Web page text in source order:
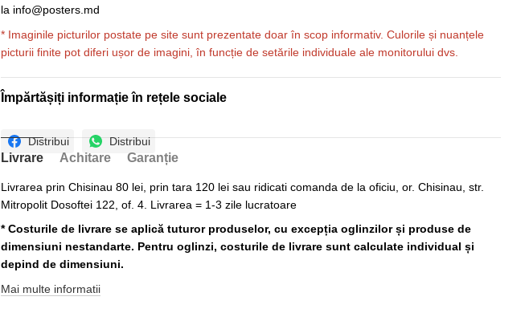
la info@posters.md
* Imaginile picturilor postate pe site sunt prezentate doar în scop informativ. Culorile și nuanțele
picturii finite pot diferi ușor de imagini, în funcție de setările individuale ale monitorului dvs.
Împărtășiți informație în rețele sociale
Distribui Distribui
Livrare Achitare Garanție
Livrarea prin Chisinau 80 lei, prin tara 120 lei sau ridicati comanda de la oficiu, or. Chisinau, str.
Mitropolit Dosoftei 122, of. 4. Livrarea = 1-3 zile lucratoare
* Costurile de livrare se aplică tuturor produselor, cu excepția oglinzilor și produse de
dimensiuni nestandarte. Pentru oglinzi, costurile de livrare sunt calculate individual și
depind de dimensiuni.
Mai multe informatii